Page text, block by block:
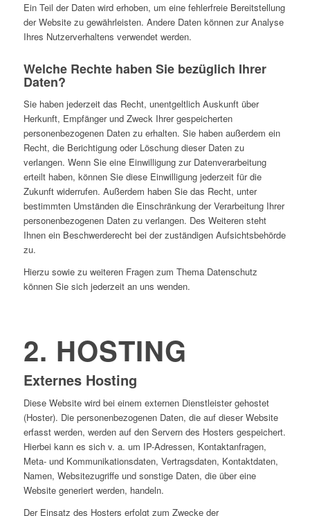
Ein Teil der Daten wird erhoben, um eine fehlerfreie Bereitstellung
der Website zu gewährleisten. Andere Daten können zur Analyse
Ihres Nutzerverhaltens verwendet werden.
Welche Rechte haben Sie bezüglich Ihrer
Daten?
Sie haben jederzeit das Recht, unentgeltlich Auskunft über
Herkunft, Empfänger und Zweck Ihrer gespeicherten
personenbezogenen Daten zu erhalten. Sie haben außerdem ein
Recht, die Berichtigung oder Löschung dieser Daten zu
verlangen. Wenn Sie eine Einwilligung zur Datenverarbeitung
erteilt haben, können Sie diese Einwilligung jederzeit für die
Zukunft widerrufen. Außerdem haben Sie das Recht, unter
bestimmten Umständen die Einschränkung der Verarbeitung Ihrer
personenbezogenen Daten zu verlangen. Des Weiteren steht
Ihnen ein Beschwerderecht bei der zuständigen Aufsichtsbehörde
zu.
Hierzu sowie zu weiteren Fragen zum Thema Datenschutz
können Sie sich jederzeit an uns wenden.
2. HOSTING
Externes Hosting
Diese Website wird bei einem externen Dienstleister gehostet
(Hoster). Die personenbezogenen Daten, die auf dieser Website
erfasst werden, werden auf den Servern des Hosters gespeichert.
Hierbei kann es sich v. a. um IP-Adressen, Kontaktanfragen,
Meta- und Kommunikationsdaten, Vertragsdaten, Kontaktdaten,
Namen, Websitezugriffe und sonstige Daten, die über eine
Website generiert werden, handeln.
Der Einsatz des Hosters erfolgt zum Zwecke der